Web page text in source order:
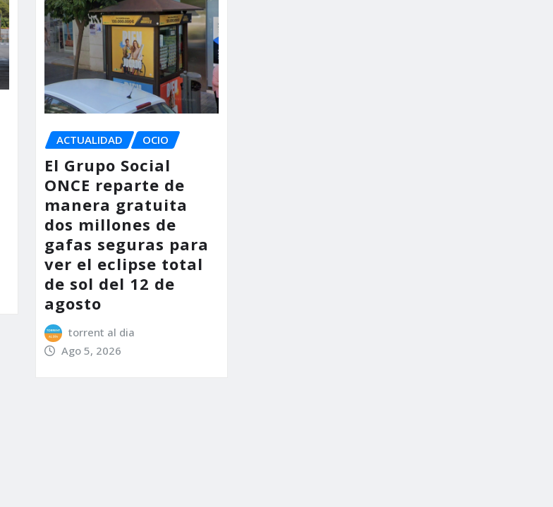
ACTUALIDAD OCIO
El Grupo Social
ONCE reparte de
manera gratuita
dos millones de
gafas seguras para
ver el eclipse total
de sol del 12 de
agosto
torrent al dia
Ago 5, 2026